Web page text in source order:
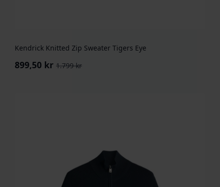
Kendrick Knitted Zip Sweater Tigers Eye
1.799kr
Opprinnelig
899,50 kr
Nåværende